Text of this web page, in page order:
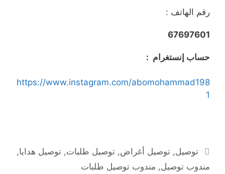
رقم الهاتف :
67697601
حساب إنستغرام :
https://www.instagram.com/abomohammad198
1
التصنيفات
توصيل,توصيل أغراض,توصيل طلبات,توصيل هدايا,
مندوب توصيل, مندوب توصيل طلبات